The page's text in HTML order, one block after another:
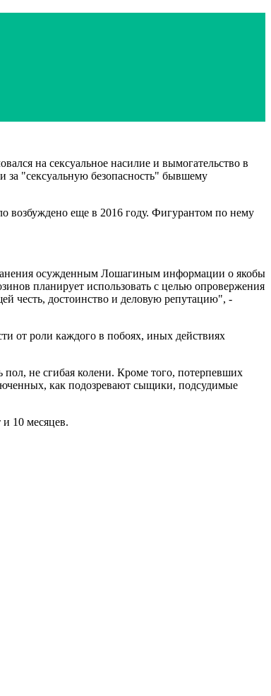
на сексуальное насилие и вымогательство в
за "сексуальную безопасность" бывшему
возбуждено еще в 2016 году. Фигурантом по нему
осужденным Лошагиным информации о якобы
планирует использовать с целью опровержения
честь, достоинство и деловую репутацию", -
от роли каждого в побоях, иных действиях
пол, не сгибая колени. Кроме того, потерпевших
как подозревают сыщики, подсудимые
10 месяцев.